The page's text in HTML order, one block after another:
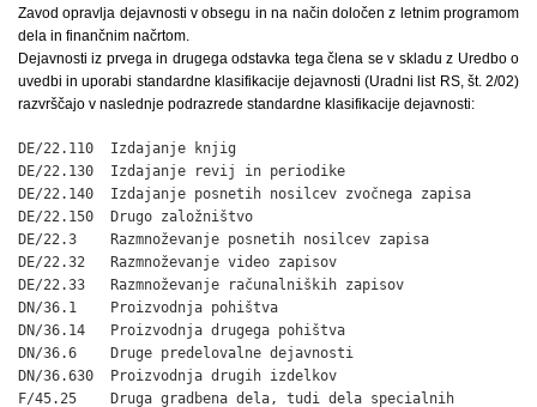
Zavod opravlja dejavnosti v obsegu in na način določen z letnim programom
dela in finančnim načrtom.
Dejavnosti iz prvega in drugega odstavka tega člena se v skladu z Uredbo o
uvedbi in uporabi standardne klasifikacije dejavnosti (Uradni list RS, št. 2/02)
razvrščajo v naslednje podrazrede standardne klasifikacije dejavnosti:
DE/22.110  Izdajanje knjig
DE/22.130  Izdajanje revij in periodike
DE/22.140  Izdajanje posnetih nosilcev zvočnega zapisa
DE/22.150  Drugo založništvo
DE/22.3    Razmnoževanje posnetih nosilcev zapisa
DE/22.32   Razmnoževanje video zapisov
DE/22.33   Razmnoževanje računalniških zapisov
DN/36.1    Proizvodnja pohištva
DN/36.14   Proizvodnja drugega pohištva
DN/36.6    Druge predelovalne dejavnosti
DN/36.630  Proizvodnja drugih izdelkov
F/45.25    Druga gradbena dela, tudi dela specialnih